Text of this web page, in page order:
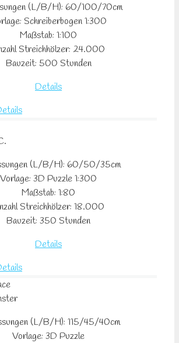
(L/B/H): 60/100/70cm
Schreiberbogen 1:300
Maßstab: 1:100
Streichhölzer: 24.000
Bauzeit: 500 Stunden
Details
(L/B/H): 60/50/35cm
Vorlage: 3D Puzzle 1:300
Maßstab: 1:80
Streichhölzer: 18.000
Bauzeit: 350 Stunden
Details
(L/B/H): 115/45/40cm
Vorlage: 3D Puzzle